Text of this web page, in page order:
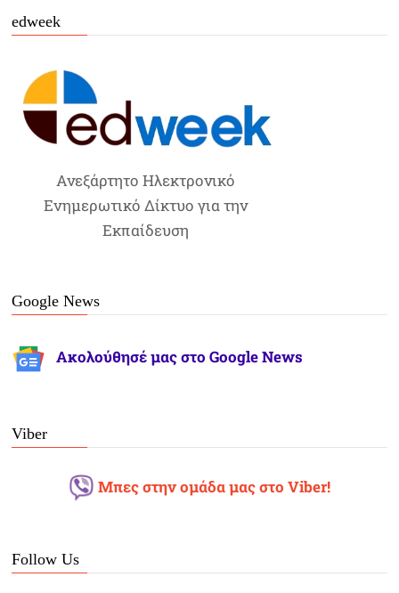
edweek
Ανεξάρτητο Ηλεκτρονικό
Ενημερωτικό Δίκτυο για την
Εκπαίδευση
Google News
Ακολούθησέ μας στο Google News
Viber
Μπες στην ομάδα μας στο Viber!
Follow Us